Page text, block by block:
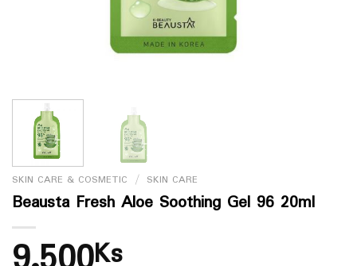
SKIN CARE & COSMETIC / SKIN CARE
Beausta Fresh Aloe Soothing Gel 96 20ml
Ks